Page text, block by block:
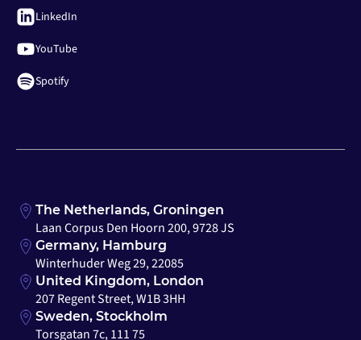
LinkedIn
YouTube
Spotify
The Netherlands, Groningen
Laan Corpus Den Hoorn 200, 9728 JS
Germany, Hamburg
Winterhuder Weg 29, 22085
United Kingdom, London
207 Regent Street, W1B 3HH
Sweden, Stockholm
Torsgatan 7c, 111 75